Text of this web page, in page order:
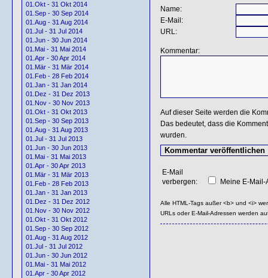
01.Okt - 31 Okt 2014
01.Sep - 30 Sep 2014
01.Aug - 31 Aug 2014
01.Jul - 31 Jul 2014
01.Jun - 30 Jun 2014
01.Mai - 31 Mai 2014
01.Apr - 30 Apr 2014
01.Mär - 31 Mär 2014
01.Feb - 28 Feb 2014
01.Jan - 31 Jan 2014
01.Dez - 31 Dez 2013
01.Nov - 30 Nov 2013
01.Okt - 31 Okt 2013
01.Sep - 30 Sep 2013
01.Aug - 31 Aug 2013
01.Jul - 31 Jul 2013
01.Jun - 30 Jun 2013
01.Mai - 31 Mai 2013
01.Apr - 30 Apr 2013
01.Mär - 31 Mär 2013
01.Feb - 28 Feb 2013
01.Jan - 31 Jan 2013
01.Dez - 31 Dez 2012
01.Nov - 30 Nov 2012
01.Okt - 31 Okt 2012
01.Sep - 30 Sep 2012
01.Aug - 31 Aug 2012
01.Jul - 31 Jul 2012
01.Jun - 30 Jun 2012
01.Mai - 31 Mai 2012
01.Apr - 30 Apr 2012
Name:
E-Mail:
URL:
Kommentar:
Auf dieser Seite werden die
Das bedeutet, dass die
wurden.
E-Mail
verbergen:
Meine E-
Alle HTML-Tags außer <b> und <i>
URLs oder E-Mail-Adressen werden